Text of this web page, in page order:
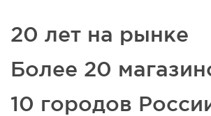
20 лет на рынке
Более 20
10 городов